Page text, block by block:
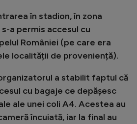
în stadion, în zona
a permis accesul cu
României (pe care era
localității de proveniență).
a stabilit faptul că
cu bagaje ce depășesc
ale unei coli A4. Acestea au
încuiată, iar la final au